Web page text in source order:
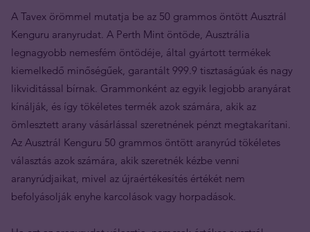
A Tavex örömmel mutatja be az 50 grammos öntött Ausztrál
Kenguru aranyrudat. A Perth Mint öntöde, Ausztrália
legnagyobb nemesfém öntödéje, által gyártott termékek
kiemelkedő minőségűek, garantált 999.9 tisztaságúak és nagy
likviditással bírnak. Grammonként az egyik legjobb aranyárat
kínálják, és így tökéletes termék azok számára, akik az
ömlesztett arany vásárlással szeretnének pénzt megtakarítani.
Az Ausztrál Kenguru 50 grammos öntött aranyrúd tökéletes
választás azok számára, akik szeretnék kézbe venni
aranyrúdjaikat, mivel az újraértékesítés értékét nem
befolyásolják enyhe karcolások vagy horpadások.